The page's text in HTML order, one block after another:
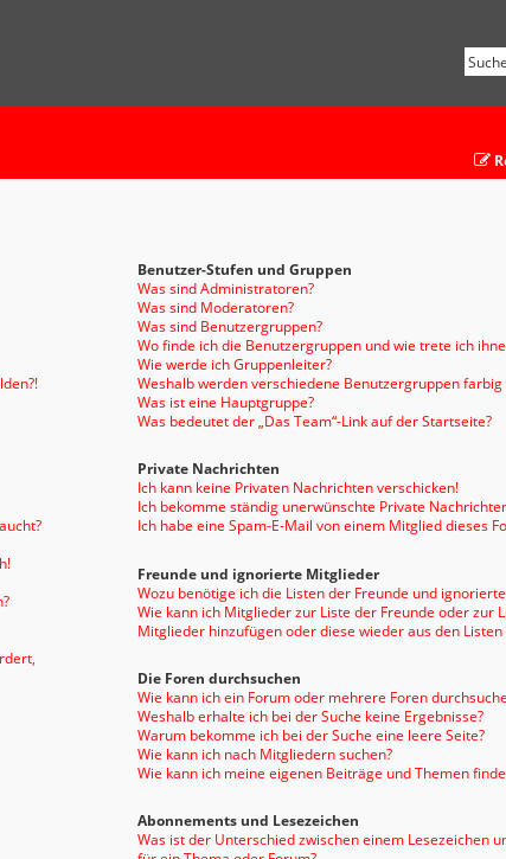
Benutzer-Stufen und Gruppen
Was sind Administratoren?
Was sind Moderatoren?
Was sind Benutzergruppen?
Wo finde ich die Benutzergruppen und wie trete ich
Wie werde ich Gruppenleiter?
Weshalb werden verschiedene Benutzergruppen
Was ist eine Hauptgruppe?
Was bedeutet der „Das Team“-Link auf der Startseite?
Private Nachrichten
Ich kann keine Privaten Nachrichten verschicken!
Ich bekomme ständig unerwünschte Private
Ich habe eine Spam-E-Mail von einem Mitglied dieses
Freunde und ignorierte Mitglieder
Wozu benötige ich die Listen der Freunde und
Wie kann ich Mitglieder zur Liste der Freunde oder zur
Mitglieder hinzufügen oder diese wieder aus den
Die Foren durchsuchen
Wie kann ich ein Forum oder mehrere Foren
Weshalb erhalte ich bei der Suche keine Ergebnisse?
Warum bekomme ich bei der Suche eine leere Seite?
Wie kann ich nach Mitgliedern suchen?
Wie kann ich meine eigenen Beiträge und Themen
Abonnements und Lesezeichen
Was ist der Unterschied zwischen einem Lesezeichen